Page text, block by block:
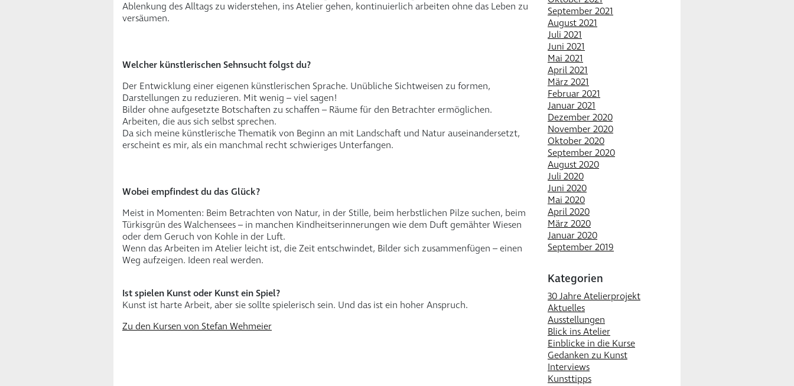
Ablenkung des Alltags zu widerstehen, ins Atelier gehen, kontinuierlich arbeiten ohne das Leben zu
versäumen.
Welcher künstlerischen Sehnsucht folgst du?
Der Entwicklung einer eigenen künstlerischen Sprache. Unübliche Sichtweisen zu formen,
Darstellungen zu reduzieren. Mit wenig – viel sagen!
Bilder ohne aufgesetzte Botschaften zu schaffen – Räume für den Betrachter ermöglichen.
Arbeiten, die aus sich selbst sprechen.
Da sich meine künstlerische Thematik von Beginn an mit Landschaft und Natur auseinandersetzt,
erscheint es mir, als ein manchmal recht schwieriges Unterfangen.
Wobei empfindest du das Glück?
Meist in Momenten: Beim Betrachten von Natur, in der Stille, beim herbstlichen Pilze suchen, beim
Türkisgrün des Walchensees – in manchen Kindheitserinnerungen wie dem Duft gemähter Wiesen
oder dem Geruch von Kohle in der Luft.
Wenn das Arbeiten im Atelier leicht ist, die Zeit entschwindet, Bilder sich zusammenfügen – einen
Weg aufzeigen. Ideen real werden.
Ist spielen Kunst oder Kunst ein Spiel?
Kunst ist harte Arbeit, aber sie sollte spielerisch sein. Und das ist ein hoher Anspruch.
Zu den Kursen von Stefan Wehmeier
September 2021
August 2021
Juli 2021
Juni 2021
Mai 2021
April 2021
März 2021
Februar 2021
Januar 2021
Dezember 2020
November 2020
Oktober 2020
September 2020
August 2020
Juli 2020
Juni 2020
Mai 2020
April 2020
März 2020
Januar 2020
September 2019
Kategorien
30 Jahre Atelierprojekt
Aktuelles
Ausstellungen
Blick ins Atelier
Einblicke in die Kurse
Gedanken zu Kunst
Interviews
Kunsttipps